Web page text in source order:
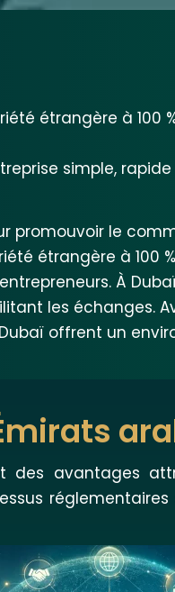
étrangère à 100
simple,
promouvoir le
étrangère à 100
À
les échanges.
offrent un
des avantages
réglementaires